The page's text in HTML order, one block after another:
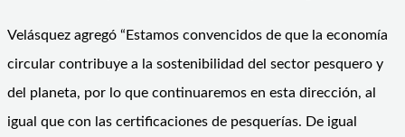
Velásquez agregó “Estamos convencidos de que la economía
circular contribuye a la sostenibilidad del sector pesquero y
del planeta, por lo que continuaremos en esta dirección, al
igual que con las certificaciones de pesquerías. De igual